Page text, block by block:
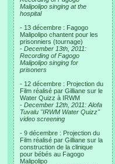
Malipolipo singing at the
hospital
- 13 décembre : Fagogo
Malipolipo chantent pour les
prisonniers (tournage)
- December 13th, 2011:
Recording of Fagogo
Malipolipo singing for
prisoners
- 12 décembre : Projection du
Film réalisé par Gilliane sur le
Water Quizz à IRWM
- December 12th, 2011: Alofa
Tuvalu "IRWM Water Quizz"
video screening
- 9 décembre : Projection du
Film réalisé par Gilliane sur la
construction de la clinique
pour bébés au Fagogo
Malipolipo